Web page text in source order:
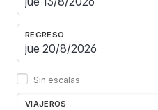
REGRESO
Sin escalas
VIAJEROS